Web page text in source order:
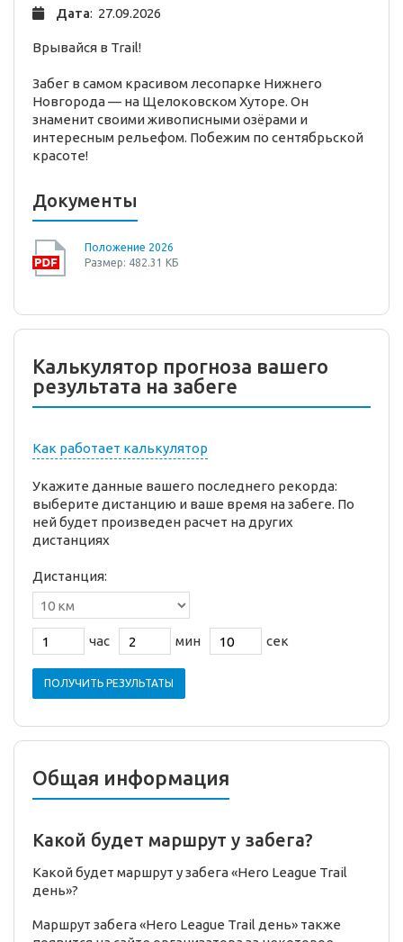
Дата: 27.09.2026
Врывайся в Trail!
Забег в самом красивом лесопарке Нижнего
Новгорода — на Щелоковском Хуторе. Он
знаменит своими живописными озёрами и
интересным рельефом. Побежим по сентябрьской
красоте!
Документы
Положение 2026
Размер: 482.31 КБ
Калькулятор прогноза вашего
результата на забеге
Как работает калькулятор
Укажите данные вашего последнего рекорда:
выберите дистанцию и ваше время на забеге. По
ней будет произведен расчет на других
дистанциях
Дистанция:
час мин сек
ПОЛУЧИТЬ РЕЗУЛЬТАТЫ
Общая информация
Какой будет маршрут у забега?
Какой будет маршрут у забега «Hero League Trail
день»?
Маршрут забега «Hero League Trail день» также